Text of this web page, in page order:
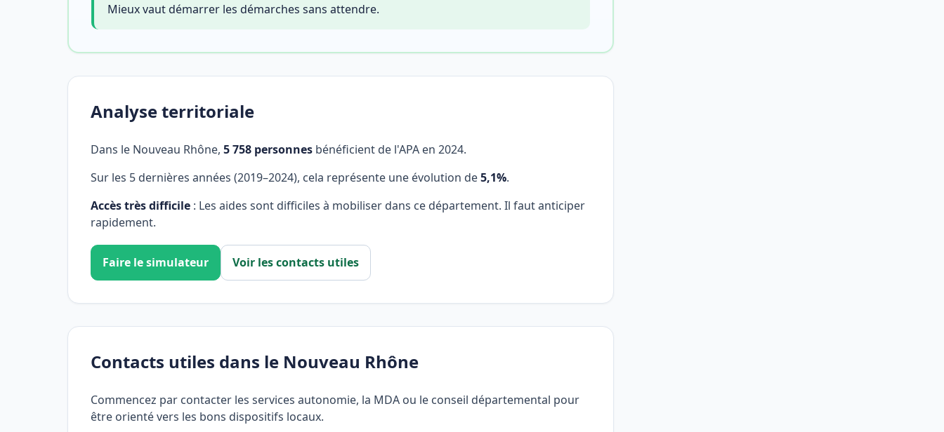
Mieux vaut démarrer les démarches sans attendre.
Analyse territoriale
Dans le Nouveau Rhône, 5 758 personnes bénéficient de l'APA en 2024.
Sur les 5 dernières années (2019–2024), cela représente une évolution de5,1%.
Accès très difficile : Les aides sont difficiles à mobiliser dans ce département. Il faut anticiper
rapidement.
Faire le simulateur Voir les contacts utiles
Contacts utiles dans le Nouveau Rhône
Commencez par contacter les services autonomie, la MDA ou le conseil départemental pour
être orienté vers les bons dispositifs locaux.